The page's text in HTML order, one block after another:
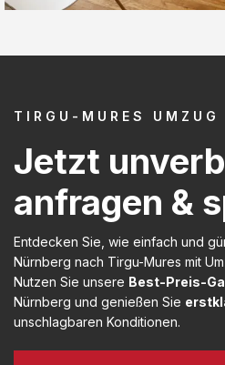
TIRGU-MURES
Jetzt
anfragen &
Entdecken Sie, wie einfach und
Nürnberg nach Tirgu-Mures mit
Nutzen Sie unsere Best-Preis-
Nürnberg und genießen Sie
unschlagbaren Konditionen.